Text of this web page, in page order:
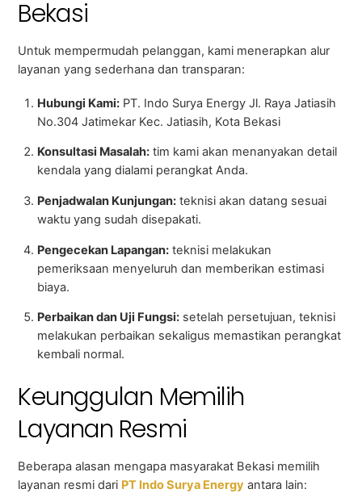
Bekasi
Untuk mempermudah pelanggan, kami menerapkan alur
layanan yang sederhana dan transparan:
Hubungi Kami:PT. Indo Surya Energy Jl. Raya Jatiasih
No.304 Jatimekar Kec. Jatiasih, Kota Bekasi
Konsultasi Masalah:tim kami akan menanyakan detail
kendala yang dialami perangkat Anda.
Penjadwalan Kunjungan:teknisi akan datang sesuai
waktu yang sudah disepakati.
Pengecekan Lapangan:teknisi melakukan
pemeriksaan menyeluruh dan memberikan estimasi
biaya.
Perbaikan dan Uji Fungsi:setelah persetujuan, teknisi
melakukan perbaikan sekaligus memastikan perangkat
kembali normal.
Keunggulan Memilih
Layanan Resmi
Beberapa alasan mengapa masyarakat Bekasi memilih
layanan resmi dari PT Indo Surya Energy antara lain: